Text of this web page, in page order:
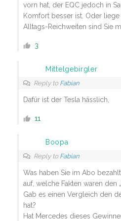
vorn hat, der EQC jedoch in
Komfort besser ist. Oder
Alltags-Reichweiten sind Sie
3
Mittelgebirgler
Reply to Fabian
Dafür ist der Tesla hässlich,
11
Boopa
Reply to Fabian
Was haben Sie im Abo
auf, welche Fakten waren den
Gab es einen Vergleich den
hat?
Hat Mercedes dieses